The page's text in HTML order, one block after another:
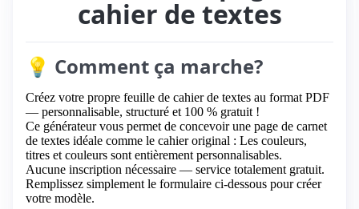
cahier de textes
💡 Comment ça marche?
Créez votre propre feuille de cahier de textes au format PDF
— personnalisable, structuré et 100 % gratuit !
Ce générateur vous permet de concevoir une page de carnet
de textes idéale comme le cahier original : Les couleurs,
titres et couleurs sont entièrement personnalisables.
Aucune inscription nécessaire — service totalement gratuit.
Remplissez simplement le formulaire ci-dessous pour créer
votre modèle.